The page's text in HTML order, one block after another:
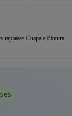
rápidas Chapa e Pintura